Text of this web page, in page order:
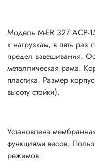
Модель M-ER 327 ACP-
к нагрузкам, в пять
предел взвешивания.
металлическая рама.
пластика. Размер
высоту стойки).
Установлена
функциями весов.
режимов: